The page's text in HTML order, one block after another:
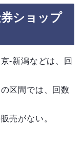
券ショップ
-新潟などは、回
区間では、回数
売がない。